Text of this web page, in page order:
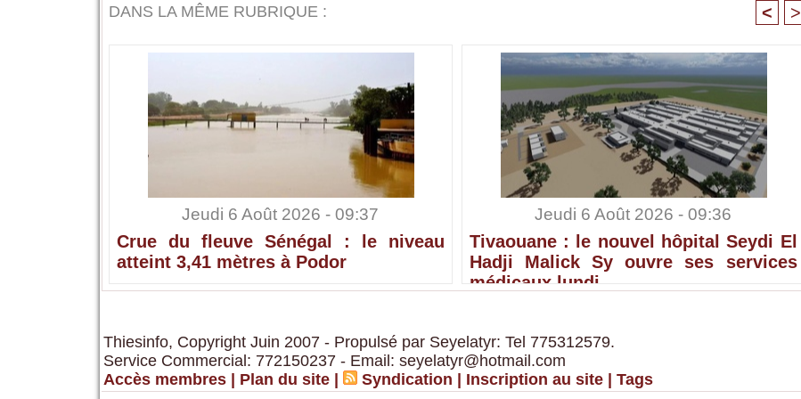
DANS LA MÊME RUBRIQUE : < >
Jeudi 6 Août 2026 - 09:37
Crue du fleuve Sénégal : le niveau
atteint 3,41 mètres à Podor
Jeudi 6 Août 2026 - 09:36
Tivaouane : le nouvel hôpital Seydi El
Hadji Malick Sy ouvre ses services
médicaux lundi
Thiesinfo, Copyright Juin 2007 - Propulsé par Seyelatyr: Tel 775312579.
Service Commercial: 772150237 - Email: seyelatyr@hotmail.com
Accès membres
Plan du site Syndication Inscription au site Tags